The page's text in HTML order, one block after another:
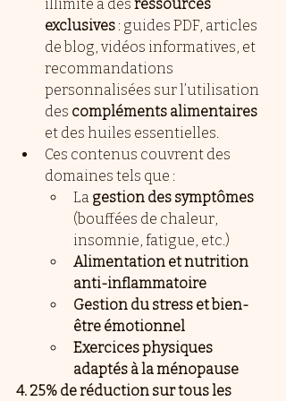
illimité à des ressources
exclusives : guides PDF, articles
de blog, vidéos informatives, et
recommandations
personnalisées sur l’utilisation
des compléments alimentaires
et des huiles essentielles.
Ces contenus couvrent des
domaines tels que :
La gestion des symptômes
(bouffées de chaleur,
insomnie, fatigue, etc.)
Alimentation et nutrition
anti-inflammatoire
Gestion du stress et bien-
être émotionnel
Exercices physiques
adaptés à la ménopause
4. 25% de réduction sur tous les